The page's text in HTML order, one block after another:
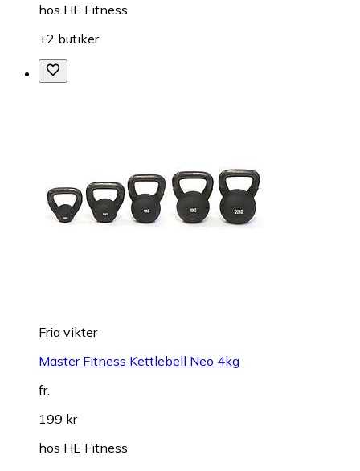
hos HE Fitness
+2 butiker
Fria vikter
Master Fitness Kettlebell Neo 4kg
fr.
199 kr
hos HE Fitness